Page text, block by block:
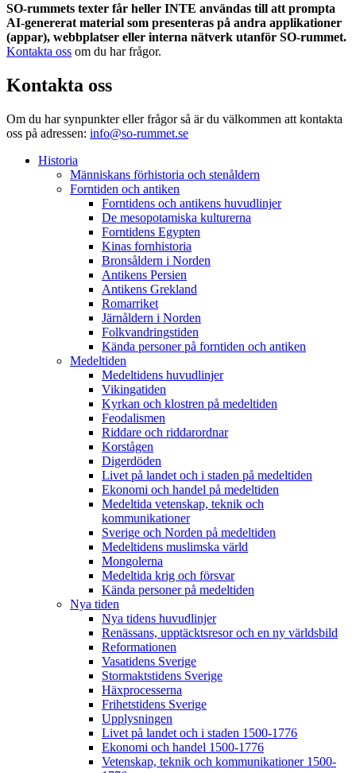
SO-rummets texter får heller INTE användas till att prompta
AI-genererat material som presenteras på andra applikationer
(appar), webbplatser eller interna nätverk utanför SO-rummet.
Kontakta oss om du har frågor.
Kontakta oss
Om du har synpunkter eller frågor så är du välkommen att kontakta
oss på adressen: info@so-rummet.se
Historia
Människans förhistoria och stenåldern
Forntiden och antiken
Forntidens och antikens huvudlinjer
De mesopotamiska kulturerna
Forntidens Egypten
Kinas fornhistoria
Bronsåldern i Norden
Antikens Persien
Antikens Grekland
Romarriket
Järnåldern i Norden
Folkvandringstiden
Kända personer på forntiden och antiken
Medeltiden
Medeltidens huvudlinjer
Vikingatiden
Kyrkan och klostren på medeltiden
Feodalismen
Riddare och riddarordnar
Korstågen
Digerdöden
Livet på landet och i staden på medeltiden
Ekonomi och handel på medeltiden
Medeltida vetenskap, teknik och
kommunikationer
Sverige och Norden på medeltiden
Medeltidens muslimska värld
Mongolerna
Medeltida krig och försvar
Kända personer på medeltiden
Nya tiden
Nya tidens huvudlinjer
Renässans, upptäcktsresor och en ny världsbild
Reformationen
Vasatidens Sverige
Stormaktstidens Sverige
Häxprocesserna
Frihetstidens Sverige
Upplysningen
Livet på landet och i staden 1500-1776
Ekonomi och handel 1500-1776
Vetenskap, teknik och kommunikationer 1500-